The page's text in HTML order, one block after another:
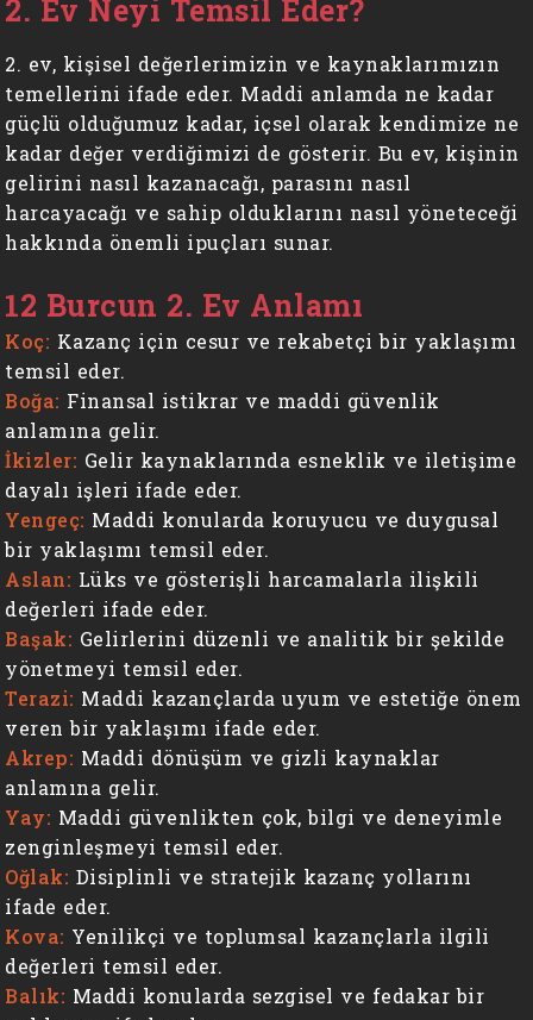
2. Ev Neyi Temsil Eder?
2. ev, kişisel değerlerimizin ve kaynaklarımızın
temellerini ifade eder. Maddi anlamda ne kadar
güçlü olduğumuz kadar, içsel olarak kendimize ne
kadar değer verdiğimizi de gösterir. Bu ev, kişinin
gelirini nasıl kazanacağı, parasını nasıl
harcayacağı ve sahip olduklarını nasıl yöneteceği
hakkında önemli ipuçları sunar.
12 Burcun 2. Ev Anlamı
Koç: Kazanç için cesur ve rekabetçi bir yaklaşımı
temsil eder.
Boğa: Finansal istikrar ve maddi güvenlik
anlamına gelir.
İkizler: Gelir kaynaklarında esneklik ve iletişime
dayalı işleri ifade eder.
Yengeç: Maddi konularda koruyucu ve duygusal
bir yaklaşımı temsil eder.
Aslan: Lüks ve gösterişli harcamalarla ilişkili
değerleri ifade eder.
Başak: Gelirlerini düzenli ve analitik bir şekilde
yönetmeyi temsil eder.
Terazi: Maddi kazançlarda uyum ve estetiğe önem
veren bir yaklaşımı ifade eder.
Akrep: Maddi dönüşüm ve gizli kaynaklar
anlamına gelir.
Yay: Maddi güvenlikten çok, bilgi ve deneyimle
zenginleşmeyi temsil eder.
Oğlak: Disiplinli ve stratejik kazanç yollarını
ifade eder.
Kova: Yenilikçi ve toplumsal kazançlarla ilgili
değerleri temsil eder.
Balık: Maddi konularda sezgisel ve fedakar bir